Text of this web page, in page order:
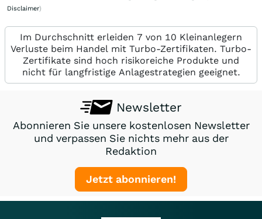
Disclaimer)
Im Durchschnitt erleiden 7 von 10 Kleinanlegern
Verluste beim Handel mit Turbo-Zertifikaten. Turbo-
Zertifikate sind hoch risikoreiche Produkte und
nicht für langfristige Anlagestrategien geeignet.
Newsletter
Abonnieren Sie unsere kostenlosen Newsletter
und verpassen Sie nichts mehr aus der
Redaktion
Jetzt abonnieren!